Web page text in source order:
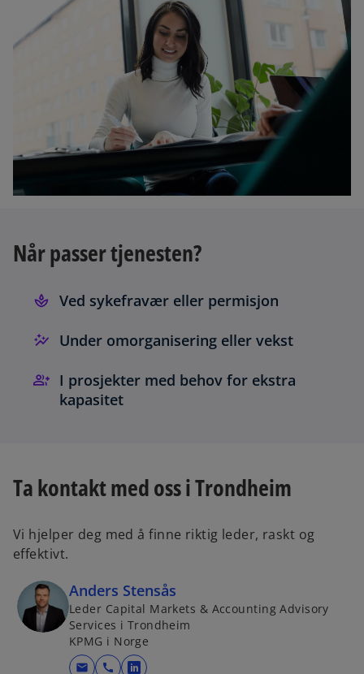
Når passer tjenesten?
Ved sykefravær eller permisjon
Under omorganisering eller vekst
I prosjekter med behov for ekstra
kapasitet
Ta kontakt med oss i Trondheim
Vi hjelper deg med å finne riktig leder, raskt og
effektivt.
Anders Stensås
Leder Capital Markets & Accounting Advisory
Services i Trondheim
KPMG i Norge
mail call